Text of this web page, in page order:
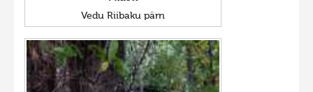
Vedu Riibaku pärn